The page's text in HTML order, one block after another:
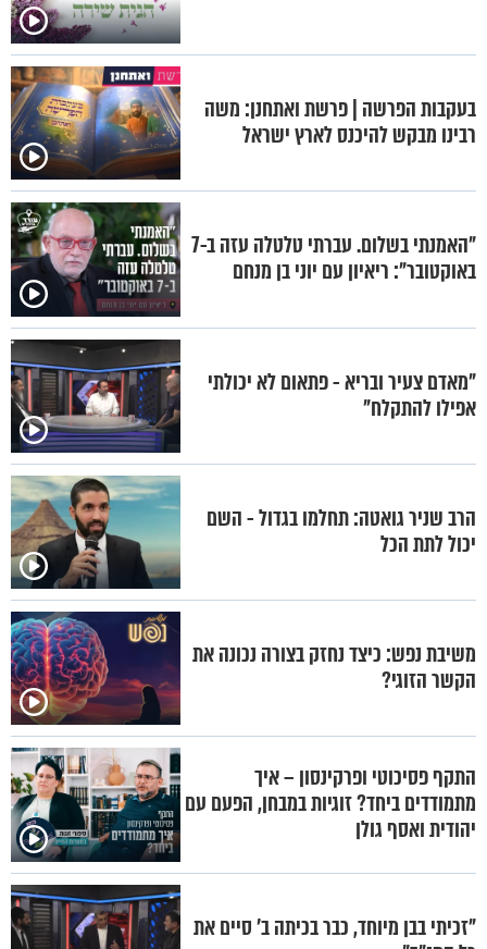
בעקבות הפרשה | פרשת ואתחנן: משה
רבינו מבקש להיכנס לארץ ישראל
"האמנתי בשלום. עברתי טלטלה עזה ב-7
באוקטובר": ריאיון עם יוני בן מנחם
"מאדם צעיר ובריא - פתאום לא יכולתי
אפילו להתקלח"
הרב שניר גואטה: תחלמו בגדול - השם
יכול לתת הכל
משיבת נפש: כיצד נחזק בצורה נכונה את
הקשר הזוגי?
התקף פסיכוטי ופרקינסון – איך
מתמודדים ביחד? זוגיות במבחן, הפעם עם
יהודית ואסף גולן
"זכיתי בבן מיוחד, כבר בכיתה ב' סיים את